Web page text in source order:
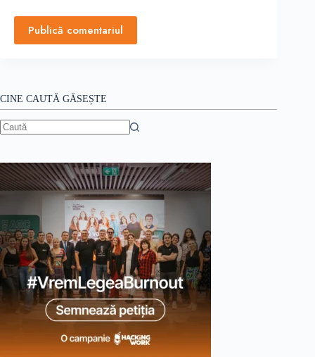
Publică comentariul
CINE CAUTĂ GĂSEȘTE